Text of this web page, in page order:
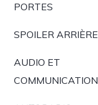
PORTES
SPOILER ARRIÈRE
AUDIO ET
COMMUNICATION